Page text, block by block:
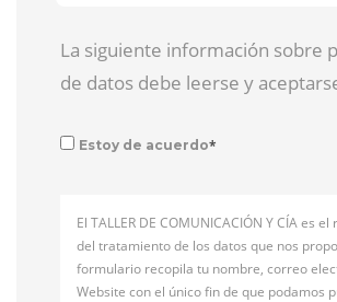
La siguiente información sobre
de datos debe leerse y
Estoy de acuerdo*
El TALLER DE COMUNICACIÓN Y CÍA es
del tratamiento de los datos que nos
formulario recopila tu nombre, correo
Website con el único fin de que podamos